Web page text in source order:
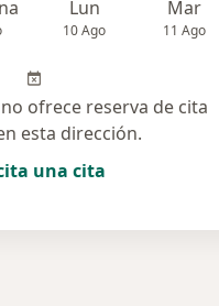
Lun
10 Ago
Mar
11 Ago
ofrece reserva de cita
esta dirección.
una cita